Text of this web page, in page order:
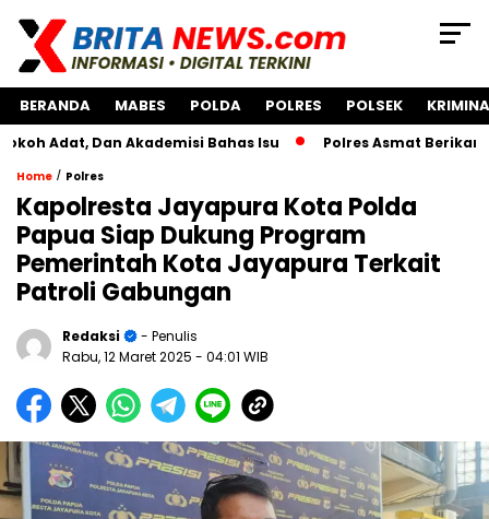
BERANDA MABES POLDA POLRES POLSEK
Dan Akademisi Bahas Isu Polres Asmat Berikan Bantuan
Home / Polres
Kapolresta Jayapura Kota Polda
Papua Siap Dukung Program
Pemerintah Kota Jayapura Terkait
Patroli Gabungan
Redaksi
- Penulis
Rabu, 12 Maret 2025 - 04:01 WIB